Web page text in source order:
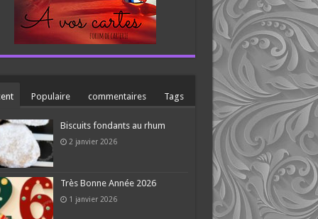
Populaire commentaires Tags
Biscuits fondants au rhum
2 janvier 2026
Très Bonne Année 2026
1 janvier 2026